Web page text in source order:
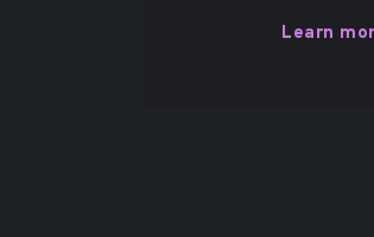
Learn